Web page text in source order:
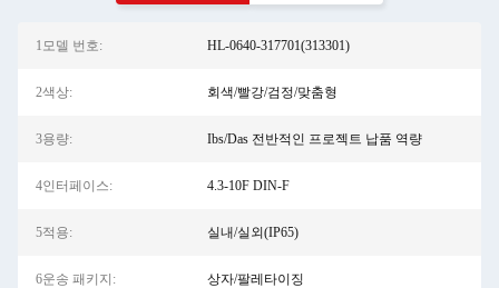
1모델 번호: HL-0640-317701(313301)
2색상: 회색/빨강/검정/맞춤형
3용량: Ibs/Das 전반적인 프로젝트 납품 역량
4인터페이스: 4.3-10F DIN-F
5적용: 실내/실외(IP65)
6운송 패키지: 상자/팔레타이징